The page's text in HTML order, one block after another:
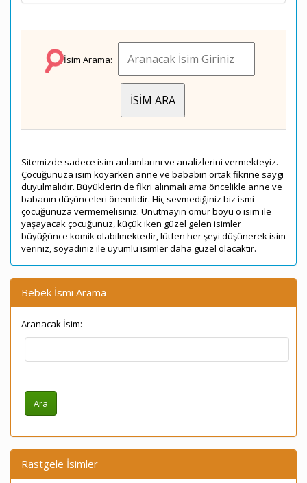
İsim Arama:
Sitemizde sadece isim anlamlarını ve analizlerini vermekteyiz.
Çocuğunuza isim koyarken anne ve bababın ortak fikrine saygı
duyulmalıdır. Büyüklerin de fikri alınmalı ama öncelikle anne ve
babanın düşünceleri önemlidir. Hiç sevmediğiniz biz ismi
çocuğunuza vermemelisiniz. Unutmayın ömür boyu o isim ile
yaşayacak çocuğunuz, küçük iken güzel gelen isimler
büyüğünce komik olabilmektedir, lütfen her şeyi düşünerek isim
veriniz, soyadınız ile uyumlu isimler daha güzel olacaktır.
Bebek İsmi Arama
Aranacak İsim:
Rastgele İsimler